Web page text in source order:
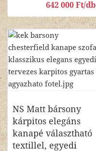
642 000 Ft/db
NS Matt bársony
kárpitos elegáns
kanapé választható
textillel, egyedi